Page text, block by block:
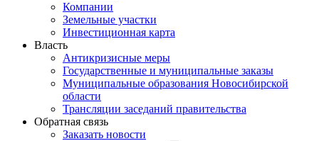
Компании
Земельные участки
Инвестиционная карта
Власть
Антикризисные меры
Государственные и муниципальные заказы
Муниципальные образования Новосибирской
области
Трансляции заседаний правительства
Обратная связь
Заказать новости